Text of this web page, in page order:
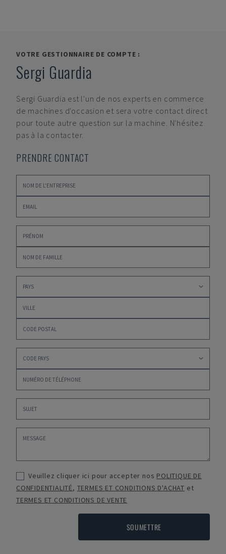
VOTRE GESTIONNAIRE DE COMPTE :
Sergi Guardia
Sergi Guardia est l'un de nos experts en commerce
de machines d'occasion et sera votre contact direct
pour toute autre question sur la machine. N'hésitez
pas à la contacter.
PRENDRE CONTACT
Veuillez cliquer ici pour accepter nos POLITIQUE DE
CONFIDENTIALITÉ, TERMES ET CONDITIONS D'ACHAT et
TERMES ET CONDITIONS DE VENTE
SOUMETTRE